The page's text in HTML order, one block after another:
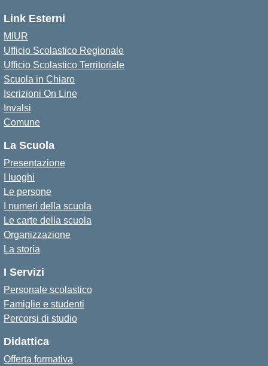
Link Esterni
MIUR
Ufficio Scolastico Regionale
Ufficio Scolastico Territoriale
Scuola in Chiaro
Iscrizioni On Line
Invalsi
Comune
La Scuola
Presentazione
I luoghi
Le persone
I numeri della scuola
Le carte della scuola
Organizzazione
La storia
I Servizi
Personale scolastico
Famiglie e studenti
Percorsi di studio
Didattica
Offerta formativa